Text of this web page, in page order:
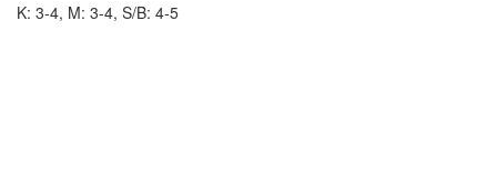
K: 3-4, M: 3-4, S/B: 4-5